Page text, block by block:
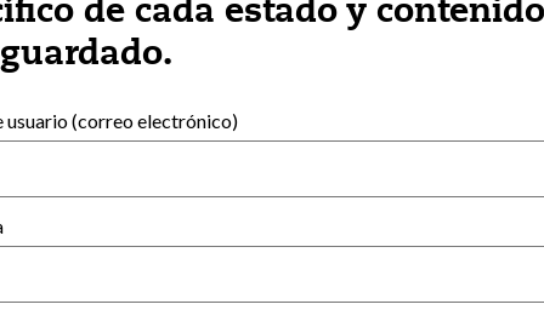
de cada estado y
usuario (correo electrónico)
English(Inglés)